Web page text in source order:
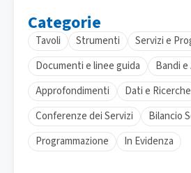
Categorie
Tavoli Strumenti Servizi e
Documenti e linee guida
Bandi e
Approfondimenti
Dati e Ricerche
Conferenze dei Servizi
Bilancio
Programmazione
In Evidenza